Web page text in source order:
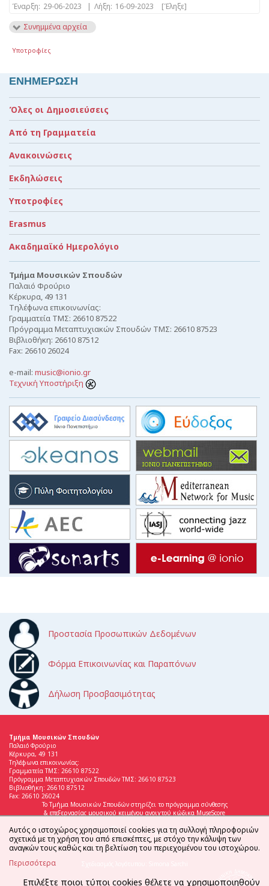
Έναρξη: 29-06-2023 | Λήξη: 16-09-2023
[Έληξε]
Συνημμένα αρχεία
Υποτροφίες
ΕΝΗΜΕΡΩΣΗ
Όλες οι Δημοσιεύσεις
Από τη Γραμματεία
Ανακοινώσεις
Εκδηλώσεις
Υποτροφίες
Erasmus
Ακαδημαϊκό Ημερολόγιο
Τμήμα Μουσικών Σπουδών
Παλαιό Φρούριο
Κέρκυρα, 49 131
Τηλέφωνα επικοινωνίας:
Γραμματεία ΤΜΣ: 26610 87522
Πρόγραμμα Μεταπτυχιακών Σπουδών ΤΜΣ: 26610 87523
Βιβλιοθήκη: 26610 87512
Fax: 26610 26024
e-mail: music@ionio.gr
Τεχνική Υποστήριξη
Προστασία Προσωπικών Δεδομένων
Φόρμα Επικοινωνίας και Παραπόνων
Δήλωση Προσβασιμότητας
Τμήμα Μουσικών Σπουδών
Παλαιό Φρούριο
Κέρκυρα, 49 131
Τηλέφωνα επικοινωνίας:
Γραμματεία ΤΜΣ: 26610 87522
Πρόγραμμα Μεταπτυχιακών Σπουδών ΤΜΣ: 26610 87523
Βιβλιοθήκη: 26610 87512
Fax: 26610 26024
Το Τμήμα Μουσικών Σπουδών στηρίζει το πρόγραμμα σύνθεσης
& επεξεργασίας μουσικού κειμένου ανοιχτού κώδικα MuseScore
Αυτός ο ιστοχώρος χρησιμοποιεί cookies για τη συλλογή πληροφοριών
σχετικά με τη χρήση του από επισκέπτες, με στόχο την κάλυψη των
αναγκών τους καθώς και τη βελτίωση του περιεχομένου του ιστοχώρου.
Περισσότερα
Επιλέξτε ποιοι τύποι cookies θέλετε να χρησιμοποιηθούν